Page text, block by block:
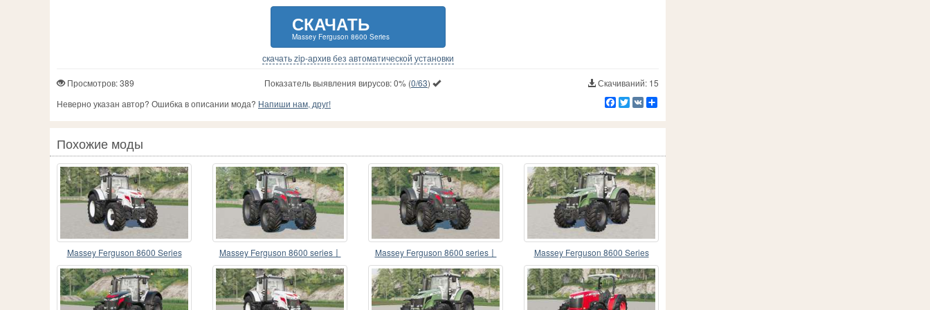
СКАЧАТЬ
Massey Ferguson 8600 Series
скачать zip-архив без автоматической установки
Просмотров: 389 Показатель выявления вирусов:0%(0/63)
Скачиваний: 15
Неверно указан автор? Ошибка в описании мода? Напиши нам, друг! Facebook
Twitter
VK
Похожие моды
Massey Ferguson 8600 Series
Massey Ferguson 8600 series〡
new details added
Massey Ferguson 8600 series〡
neues Innendesign
Massey Ferguson 8600 Series